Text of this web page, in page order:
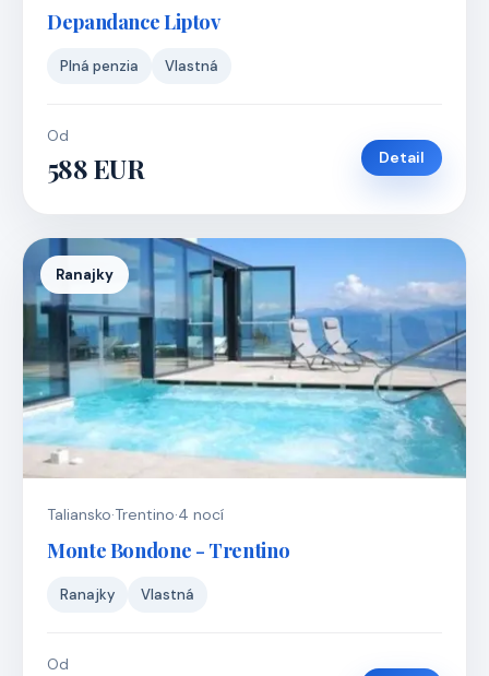
Depandance Liptov
Plná penzia Vlastná
Od
588 EUR Detail
Ranajky
Taliansko·Trentino·4 nocí
Monte Bondone - Trentino
Ranajky Vlastná
Od